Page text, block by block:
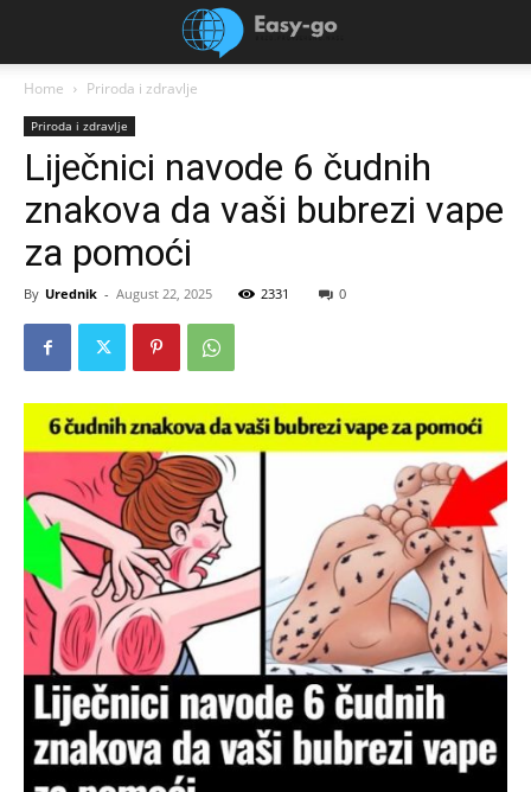
Home Priroda i zdravlje
Priroda i zdravlje
Liječnici navode 6 čudnih
znakova da vaši bubrezi vape
za pomoći
By Urednik - August 22, 2025 2331 0